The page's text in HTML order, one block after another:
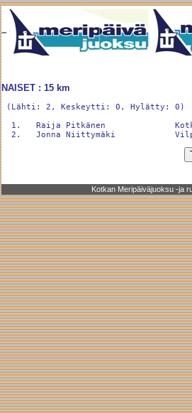
NAISET : 15 km
(Lähti: 2, Keskeytti: 0, Hylätty: 0)
1.   Raija Pitkänen
Kotkan Meripäiväjuoksu -ja